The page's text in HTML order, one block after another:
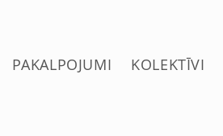
PAKALPOJUMI KOLEKTĪVI